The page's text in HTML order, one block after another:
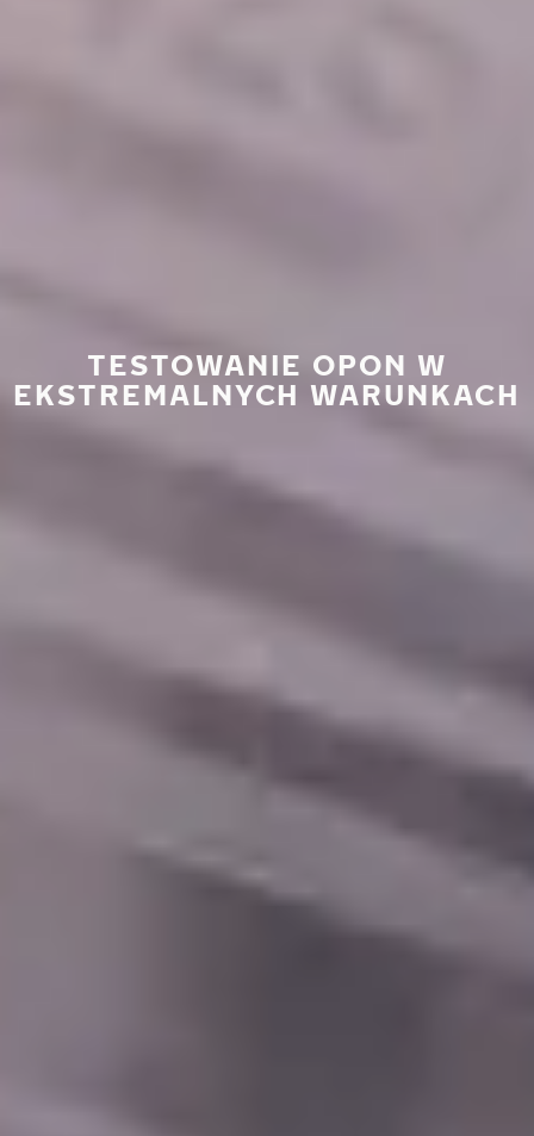
TESTOWANIE OPON W
EKSTREMALNYCH WARUNKACH